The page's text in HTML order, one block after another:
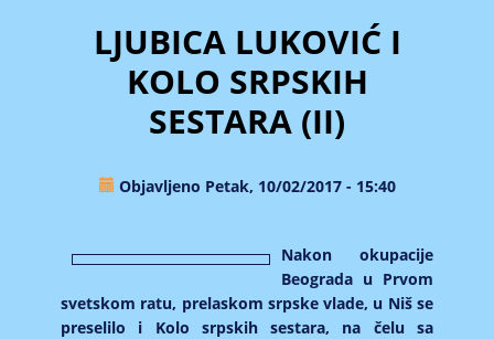
LJUBICA LUKOVIĆ I
KOLO SRPSKIH
SESTARA (II)
Objavljeno Petak, 10/02/2017 - 15:40
Nakon okupacije
Beograda u Prvom
svetskom ratu, prelaskom srpske vlade, u Niš se
preselilo i Kolo srpskih sestara, na čelu sa